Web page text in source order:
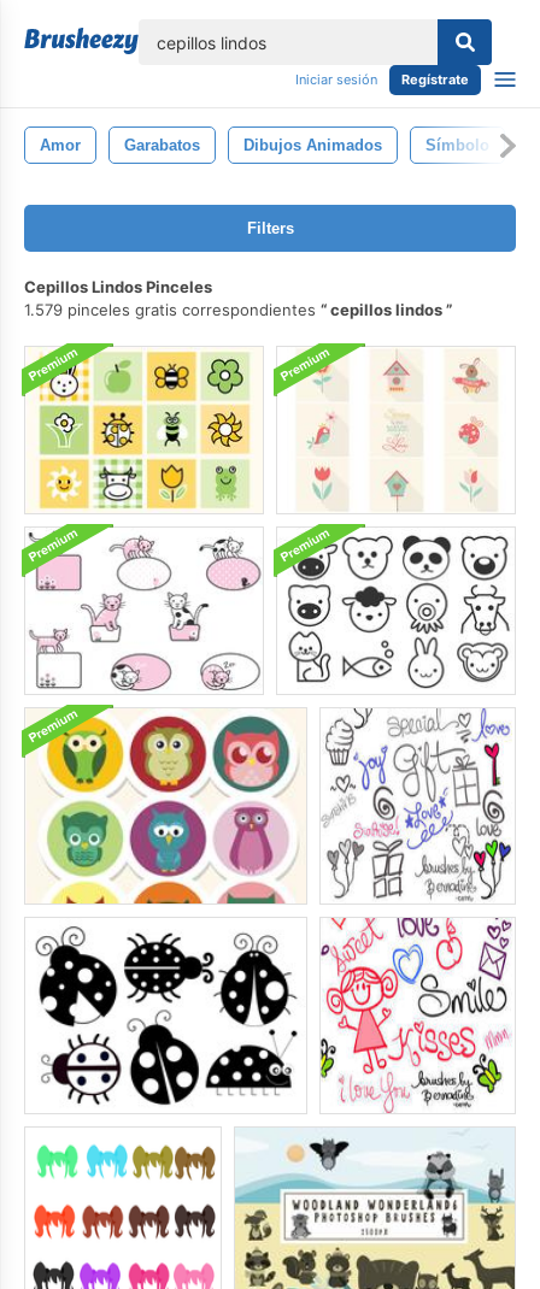
Iniciar sesión Regístrate
Amor Garabatos Dibujos Animados Símbolo
Filters
Cepillos Lindos Pinceles
1.579 pinceles gratis correspondientes
cepillos lindos